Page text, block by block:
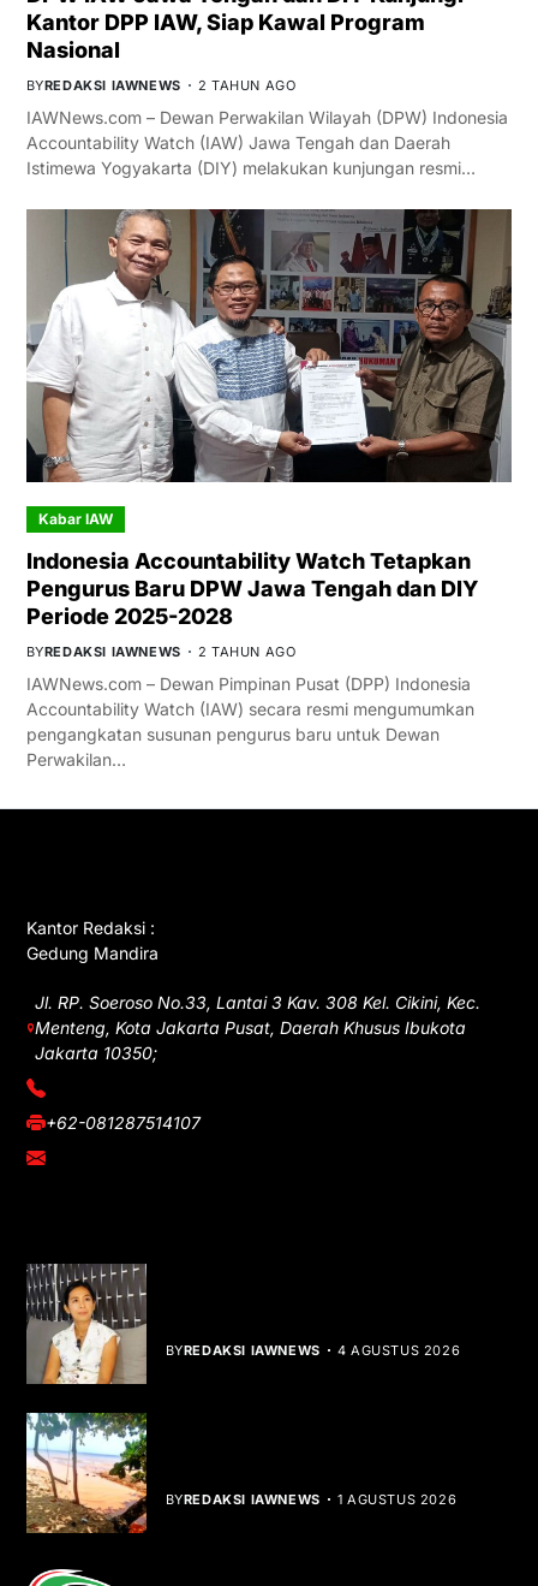
Kantor DPP IAW, Siap Kawal Program
Nasional
BYREDAKSI IAWNEWS 2 TAHUN AGO
IAWNews.com – Dewan Perwakilan Wilayah (DPW) Indonesia
Accountability Watch (IAW) Jawa Tengah dan Daerah
Istimewa Yogyakarta (DIY) melakukan kunjungan resmi…
Kabar IAW
Indonesia Accountability Watch Tetapkan
Pengurus Baru DPW Jawa Tengah dan DIY
Periode 2025-2028
BYREDAKSI IAWNEWS 2 TAHUN AGO
IAWNews.com – Dewan Pimpinan Pusat (DPP) Indonesia
Accountability Watch (IAW) secara resmi mengumumkan
pengangkatan susunan pengurus baru untuk Dewan
Perwakilan…
Kantor Redaksi :
Gedung Mandira
Jl. RP. Soeroso No.33, Lantai 3 Kav. 308 Kel. Cikini, Kec.
Menteng, Kota Jakarta Pusat, Daerah Khusus Ibukota
Jakarta 10350;
(021) 3908026
+62-081287514107
adm@iawnews.com
BYREDAKSI IAWNEWS 4 AGUSTUS 2026
BYREDAKSI IAWNEWS 1 AGUSTUS 2026